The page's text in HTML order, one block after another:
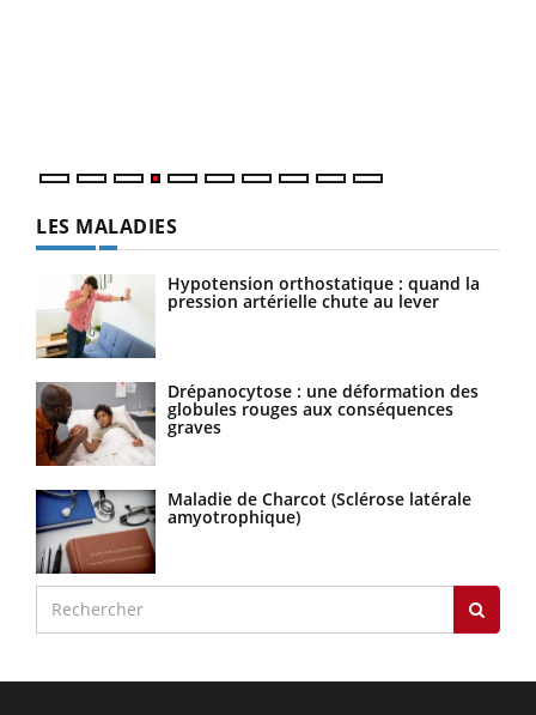
LES MALADIES
Hypotension orthostatique : quand la
pression artérielle chute au lever
Drépanocytose : une déformation des
globules rouges aux conséquences
graves
Maladie de Charcot (Sclérose latérale
amyotrophique)